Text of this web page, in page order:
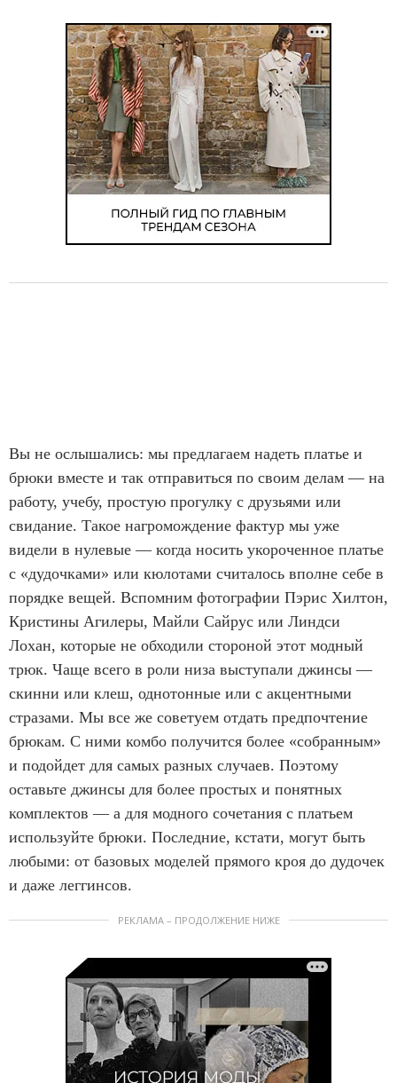
Вы не ослышались: мы предлагаем надеть платье и
брюки вместе и так отправиться по своим делам — на
работу, учебу, простую прогулку с друзьями или
свидание. Такое нагромождение фактур мы уже
видели в нулевые — когда носить укороченное платье
с «дудочками» или кюлотами считалось вполне себе в
порядке вещей. Вспомним фотографии Пэрис Хилтон,
Кристины Агилеры, Майли Сайрус или Линдси
Лохан, которые не обходили стороной этот модный
трюк. Чаще всего в роли низа выступали джинсы —
скинни или клеш, однотонные или с акцентными
стразами. Мы все же советуем отдать предпочтение
брюкам. С ними комбо получится более «собранным»
и подойдет для самых разных случаев. Поэтому
оставьте джинсы для более простых и понятных
комплектов — а для модного сочетания с платьем
используйте брюки. Последние, кстати, могут быть
любыми: от базовых моделей прямого кроя до дудочек
и даже леггинсов.
РЕКЛАМА – ПРОДОЛЖЕНИЕ НИЖЕ